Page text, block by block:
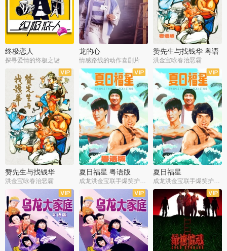
终极恋人
探寻爱情的终极之谜
龙的心
情感路线的动作喜剧片
赞先生与找钱华 粤语
版
洪金宝咏春治恶霸
赞先生与找钱华
洪金宝咏春治恶霸
夏日福星 粤语版
成龙洪金宝联手爆笑护美女
夏日福星
成龙洪金宝联手爆笑护美女